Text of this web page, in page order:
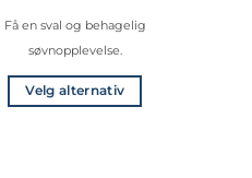
Få en sval og behagelig
søvnopplevelse.
Velg alternativ